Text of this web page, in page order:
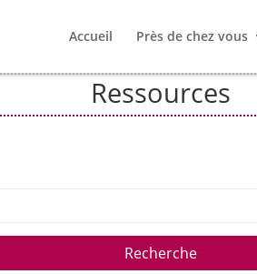
Accueil Près de chez vous
Ressources
Recherche